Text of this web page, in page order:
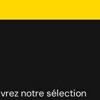
notre sélection